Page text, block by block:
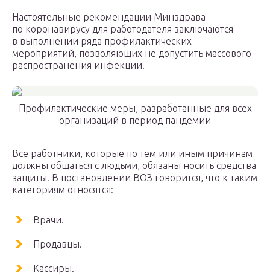
Настоятельные рекомендации Минздрава
по коронавирусу для работодателя заключаются
в выполнении ряда профилактических
мероприятий, позволяющих не допустить массового
распространения инфекции.
Профилактические меры, разработанные для всех
организаций в период пандемии
Все работники, которые по тем или иным причинам
должны общаться с людьми, обязаны носить средства
защиты. В постановлении ВОЗ говорится, что к таким
категориям относятся:
Врачи.
Продавцы.
Кассиры.